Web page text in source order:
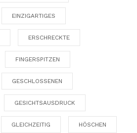
EINZIGARTIGES
ERSCHRECKTE
FINGERSPITZEN
GESCHLOSSENEN
GESICHTSAUSDRUCK
GLEICHZEITIG HÖSCHEN